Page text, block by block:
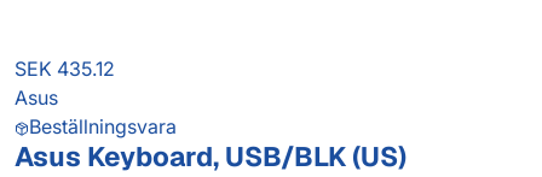
SEK 435.12
Asus
Beställningsvara
Asus Keyboard, USB/BLK (US)